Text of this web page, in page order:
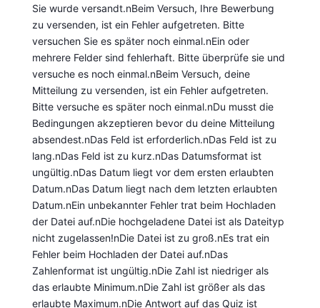
Sie wurde versandt.nBeim Versuch, Ihre Bewerbung
zu versenden, ist ein Fehler aufgetreten. Bitte
versuchen Sie es später noch einmal.nEin oder
mehrere Felder sind fehlerhaft. Bitte überprüfe sie und
versuche es noch einmal.nBeim Versuch, deine
Mitteilung zu versenden, ist ein Fehler aufgetreten.
Bitte versuche es später noch einmal.nDu musst die
Bedingungen akzeptieren bevor du deine Mitteilung
absendest.nDas Feld ist erforderlich.nDas Feld ist zu
lang.nDas Feld ist zu kurz.nDas Datumsformat ist
ungültig.nDas Datum liegt vor dem ersten erlaubten
Datum.nDas Datum liegt nach dem letzten erlaubten
Datum.nEin unbekannter Fehler trat beim Hochladen
der Datei auf.nDie hochgeladene Datei ist als Dateityp
nicht zugelassen!nDie Datei ist zu groß.nEs trat ein
Fehler beim Hochladen der Datei auf.nDas
Zahlenformat ist ungültig.nDie Zahl ist niedriger als
das erlaubte Minimum.nDie Zahl ist größer als das
erlaubte Maximum.nDie Antwort auf das Quiz ist